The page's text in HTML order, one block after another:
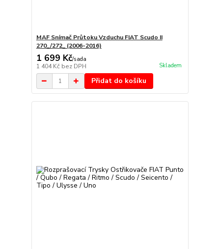
MAF Snímač Průtoku Vzduchu FIAT Scudo II
270_/272_ (2006-2016)
1 699 Kč/sada
1 404 Kč bez DPH Skladem
Přidat do košíku